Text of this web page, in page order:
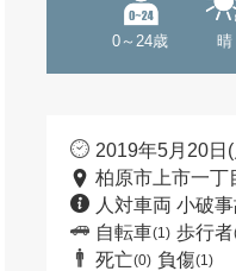
0～24歳 晴
2019年5月20日
柏原市上市一丁
人対車両 小破
自転車(1) 歩行者
死亡(0) 負傷(1)